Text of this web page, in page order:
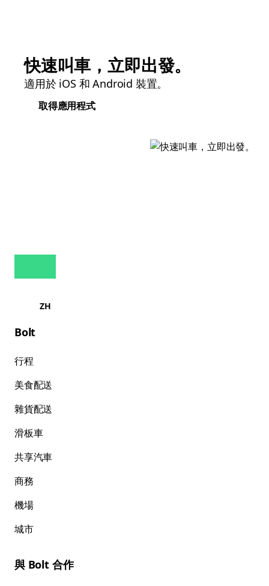
快速叫車，立即出發。
適用於 iOS 和 Android 裝置。
取得應用程式
ZH
Bolt
行程
美食配送
雜貨配送
滑板車
共享汽車
商務
機場
城市
與 Bolt 合作